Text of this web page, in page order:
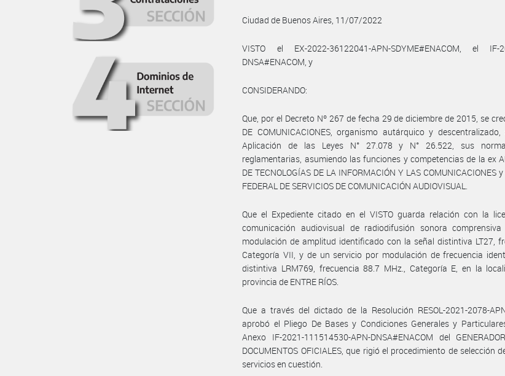
Ciudad de Buenos Aires, 11/07/2022
VISTO el EX-2022-36122041-APN-SDYME#ENACOM, el IF-
DNSA#ENACOM, y
CONSIDERANDO:
Que, por el Decreto Nº 267 de fecha 29 de diciembre de 2015, se
DE COMUNICACIONES, organismo autárquico y
Aplicación de las Leyes N° 27.078 y N° 26.522, sus
reglamentarias, asumiendo las funciones y competencias de la ex
DE TECNOLOGÍAS DE LA INFORMACIÓN Y LAS COMUNICACIONES
FEDERAL DE SERVICIOS DE COMUNICACIÓN AUDIOVISUAL.
Que el Expediente citado en el VISTO guarda relación con la
comunicación audiovisual de radiodifusión sonora
modulación de amplitud identificado con la señal distintiva LT27,
Categoría VII, y de un servicio por modulación de frecuencia
distintiva LRM769, frecuencia 88.7 MHz., Categoría E, en la
provincia de ENTRE RÍOS.
Que a través del dictado de la Resolución RESOL-2021-2078-
aprobó el Pliego De Bases y Condiciones Generales y
Anexo IF-2021-111514530-APN-DNSA#ENACOM del
DOCUMENTOS OFICIALES, que rigió el procedimiento de selección
servicios en cuestión.